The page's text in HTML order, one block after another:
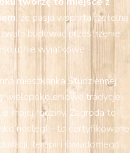
, że pasja wsparta rzetelną
budować przestrzenie
wyjątkowe.
mieszkanka Studziennej
wielopokoleniowe tradycje
mojej rodziny. Zagroda to
noclegi – to certyfikowane
terapii i świadomego